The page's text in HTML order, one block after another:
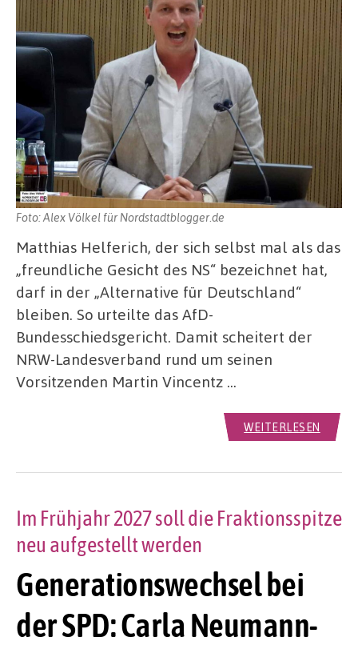
Foto: Alex Völkel für Nordstadtblogger.de
Matthias Helferich, der sich selbst mal als das
„freundliche Gesicht des NS“ bezeichnet hat,
darf in der „Alternative für Deutschland“
bleiben. So urteilte das AfD-
Bundesschiedsgericht. Damit scheitert der
NRW-Landesverband rund um seinen
Vorsitzenden Martin Vincentz …
WEITERLESEN
Generationswechsel bei
der SPD: Carla Neumann-
Im Frühjahr 2027 soll die Fraktionsspitze
neu aufgestellt werden